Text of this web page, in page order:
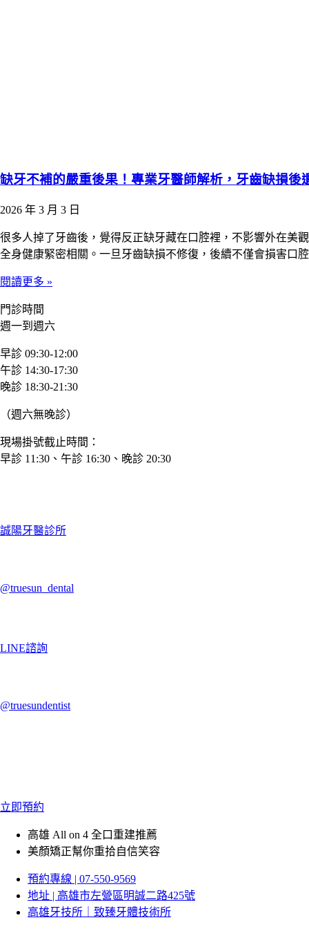
缺牙不補的嚴重後果！專業牙醫師解析，牙齒缺損後
2026 年 3 月 3 日
很多人掉了牙齒後，覺得反正缺牙藏在口腔裡，不影響外在美
全身健康緊密相關。一旦牙齒缺損不修復，後續不僅會損害口
閱讀更多 »
門診時間
週一到週六
早診 09:30-12:00
午診 14:30-17:30
晚診 18:30-21:30
（週六無晚診）
現場掛號截止時間：
早診 11:30、午診 16:30、晚診 20:30
誠陽牙醫診所
@truesun_dental
LINE諮詢
@truesundentist
立即預約
高雄 All on 4 全口重建推薦
美顏矯正幫你重拾自信笑容
預約專線 | 07-550-9569
地址 | 高雄市左營區明誠二路425號
高雄牙技所｜致臻牙體技術所